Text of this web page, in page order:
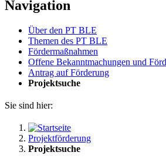
Navigation
Über den PT BLE
The­men des PT BLE
För­der­maß­nah­men
Of­fe­ne Be­kannt­ma­chun­gen und
An­trag auf För­de­rung
Pro­jekt­su­che
Sie sind hier:
Projektförderung
Projektsuche